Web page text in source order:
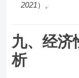
2021）。
九、经济
析